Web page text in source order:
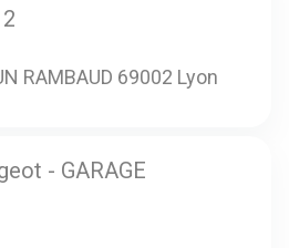
RAMBAUD 69002 Lyon
- GARAGE